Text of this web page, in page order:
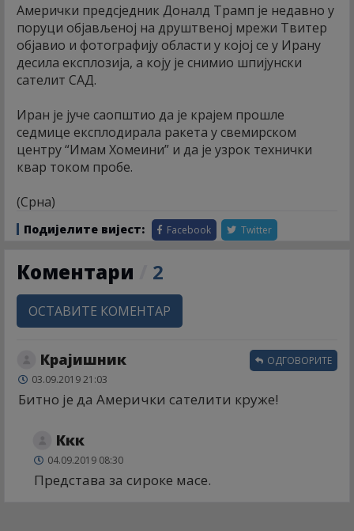
Амерички предсједник Доналд Трамп је недавно у
поруци објављеној на друштвеној мрежи Твитер
објавио и фотографију области у којој се у Ирану
десила експлозија, а коју је снимио шпијунски
сателит САД.
Иран је јуче саопштио да је крајем прошле
седмице експлодирала ракета у свемирском
центру “Имам Хомеини” и да је узрок технички
квар током пробе.
(Срна)
Подијелите вијест: Facebook Twitter
Коментари 2
ОСТАВИТЕ КОМЕНТАР
Крајишник
03.09.2019 21:03
Битно је да Амерички сателити круже!
ОДГОВОРИТЕ
Ккк
04.09.2019 08:30
Представа за сироке масе.